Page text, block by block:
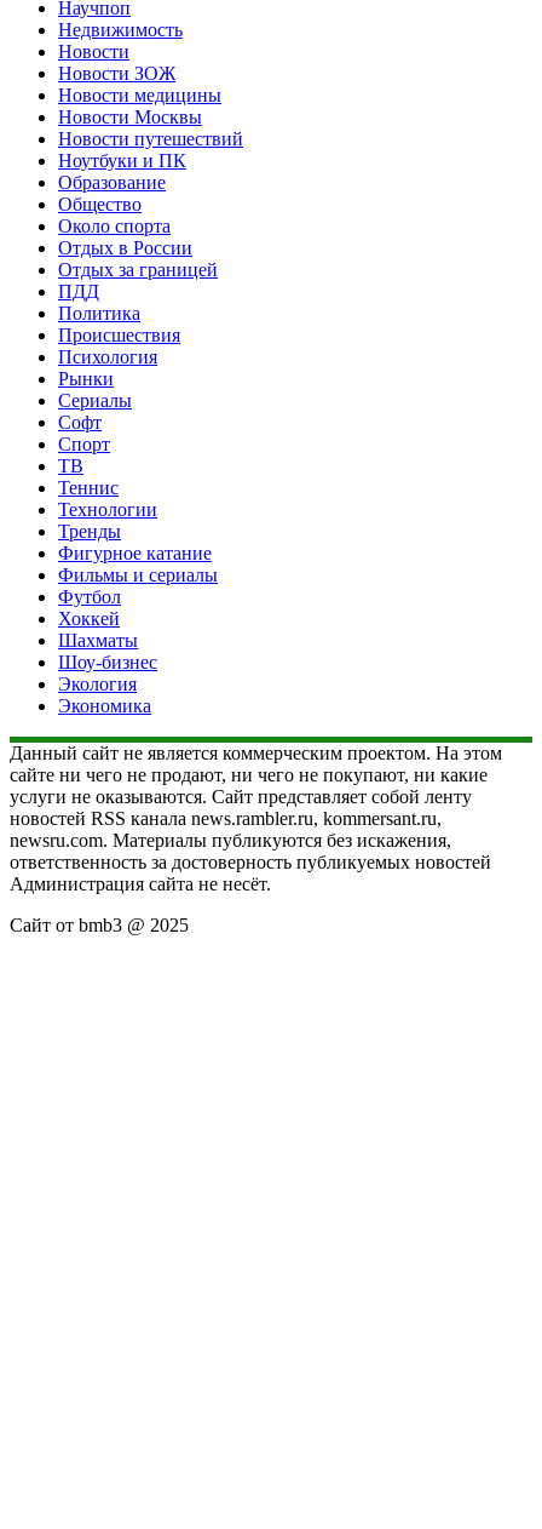
Научпоп
Недвижимость
Новости
Новости ЗОЖ
Новости медицины
Новости Москвы
Новости путешествий
Ноутбуки и ПК
Образование
Общество
Около спорта
Отдых в России
Отдых за границей
ПДД
Политика
Происшествия
Психология
Рынки
Сериалы
Софт
Спорт
ТВ
Теннис
Технологии
Тренды
Фигурное катание
Фильмы и сериалы
Футбол
Хоккей
Шахматы
Шоу-бизнес
Экология
Экономика
Данный сайт не является коммерческим проектом. На этом
сайте ни чего не продают, ни чего не покупают, ни какие
услуги не оказываются. Сайт представляет собой ленту
новостей RSS канала news.rambler.ru, kommersant.ru,
newsru.com. Материалы публикуются без искажения,
ответственность за достоверность публикуемых новостей
Администрация сайта не несёт.
Сайт от bmb3 @ 2025